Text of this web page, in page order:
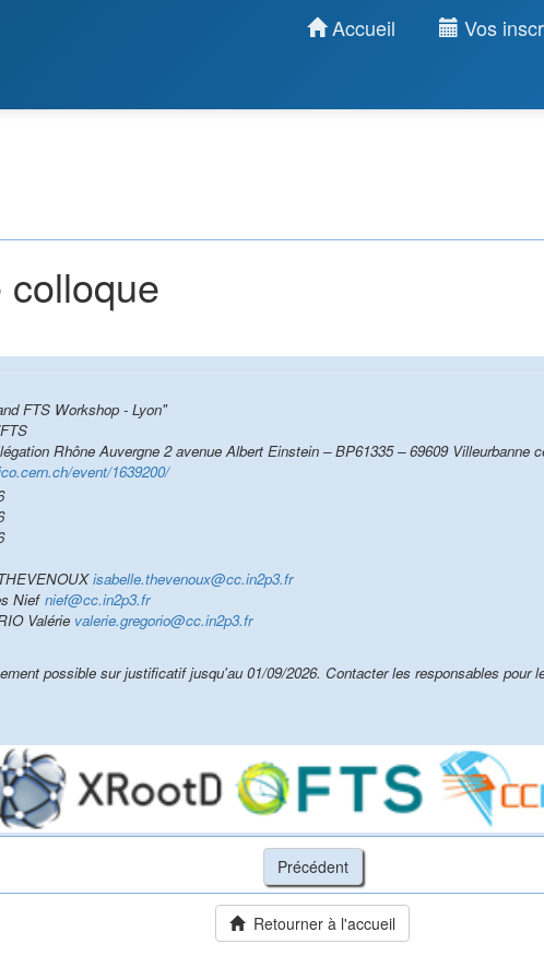
Accueil Vos
FTS Workshop - Lyon"
Rhône Auvergne 2 avenue Albert Einstein – BP61335 – 69609 Villeurbanne
event/1639200/
isabelle.thevenoux@cc.in2p3.fr
Nief nief@cc.in2p3.fr
Valérie valerie.gregorio@cc.in2p3.fr
possible sur justificatif jusqu'au 01/09/2026. Contacter les responsables pour
Retourner à l'accueil